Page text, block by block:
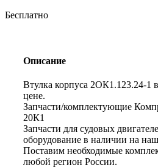
Бесплатно
Описание
Втулка корпуса 2ОК1.123.24-1
цене.
Запчасти/комплектующие
20К1
Запчасти для судовых
оборудование в наличии на
Поставим необходимые
любой регион России.